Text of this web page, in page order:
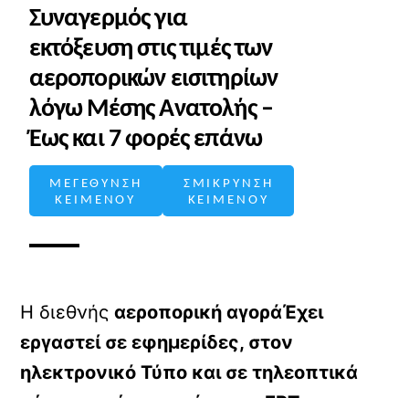
Συναγερμός για
εκτόξευση στις τιμές των
αεροπορικών εισιτηρίων
λόγω Μέσης Ανατολής –
Έως και 7 φορές επάνω
ΜΕΓΕΘΥΝΣΗ
ΚΕΙΜΕΝΟΥ
ΣΜΙΚΡΥΝΣΗ
ΚΕΙΜΕΝΟΥ
Η διεθνήςαεροπορική αγοράΈχει
εργαστεί σε εφημερίδες, στον
ηλεκτρονικό Τύπο και σε τηλεοπτικά